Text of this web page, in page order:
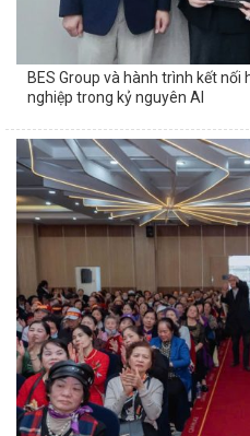
BES Group và hành trình kết nối
nghiệp trong kỷ nguyên AI